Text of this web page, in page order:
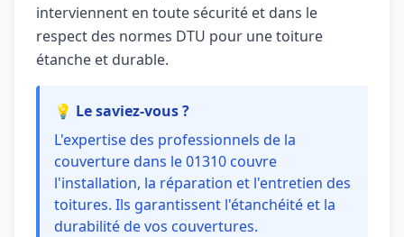
interviennent en toute sécurité et dans le
respect des normes DTU pour une toiture
étanche et durable.
💡 Le saviez-vous ?
L'expertise des professionnels de la
couverture dans le 01310 couvre
l'installation, la réparation et l'entretien des
toitures. Ils garantissent l'étanchéité et la
durabilité de vos couvertures.